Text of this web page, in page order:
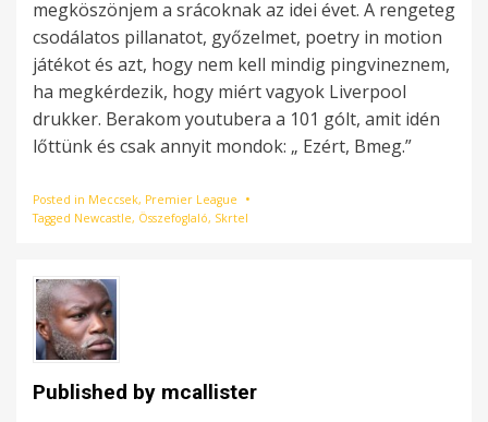
megköszönjem a srácoknak az idei évet. A rengeteg
csodálatos pillanatot, győzelmet, poetry in motion
játékot és azt, hogy nem kell mindig pingvineznem,
ha megkérdezik, hogy miért vagyok Liverpool
drukker. Berakom youtubera a 101 gólt, amit idén
lőttünk és csak annyit mondok: „ Ezért, Bmeg.”
Posted in Meccsek, Premier League
Tagged Newcastle, Összefoglaló, Skrtel
Published by mcallister